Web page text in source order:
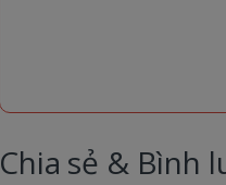
Chia sẻ & Bình